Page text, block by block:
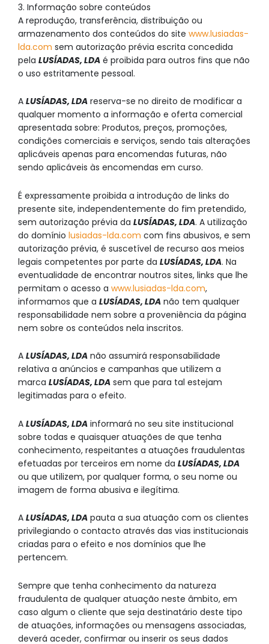
3. Informação sobre conteúdos
A reprodução, transferência, distribuição ou
armazenamento dos conteúdos do site www.lusiadas-
lda.com sem autorização prévia escrita concedida
pela LUSÍADAS, LDA é proibida para outros fins que não
o uso estritamente pessoal.
A LUSÍADAS, LDA reserva-se no direito de modificar a
qualquer momento a informação e oferta comercial
apresentada sobre: Produtos, preços, promoções,
condições comerciais e serviços, sendo tais alterações
aplicáveis apenas para encomendas futuras, não
sendo aplicáveis às encomendas em curso.
É expressamente proibida a introdução de links do
presente site, independentemente do fim pretendido,
sem autorização prévia da LUSÍADAS, LDA. A utilização
do domínio lusiadas-lda.com com fins abusivos, e sem
autorização prévia, é suscetível de recurso aos meios
legais competentes por parte da LUSÍADAS, LDA. Na
eventualidade de encontrar noutros sites, links que lhe
permitam o acesso a www.lusiadas-lda.com,
informamos que a LUSÍADAS, LDA não tem qualquer
responsabilidade nem sobre a proveniência da página
nem sobre os conteúdos nela inscritos.
A LUSÍADAS, LDA não assumirá responsabilidade
relativa a anúncios e campanhas que utilizem a
marca LUSÍADAS, LDA sem que para tal estejam
legitimadas para o efeito.
A LUSÍADAS, LDA informará no seu site institucional
sobre todas e quaisquer atuações de que tenha
conhecimento, respeitantes a atuações fraudulentas
efetuadas por terceiros em nome da LUSÍADAS, LDA
ou que utilizem, por qualquer forma, o seu nome ou
imagem de forma abusiva e ilegítima.
A LUSÍADAS, LDA pauta a sua atuação com os clientes
privilegiando o contacto através das vias institucionais
criadas para o efeito e nos domínios que lhe
pertencem.
Sempre que tenha conhecimento da natureza
fraudulenta de qualquer atuação neste âmbito, em
caso algum o cliente que seja destinatário deste tipo
de atuações, informações ou mensagens associadas,
deverá aceder, confirmar ou inserir os seus dados